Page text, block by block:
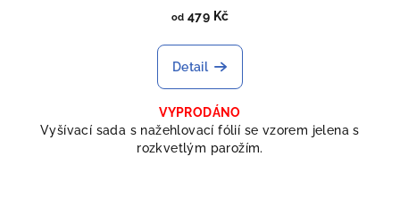
od 479 Kč
Detail
VYPRODÁNO
Vyšívací sada s nažehlovací fólií se vzorem jelena s
rozkvetlým parožím.